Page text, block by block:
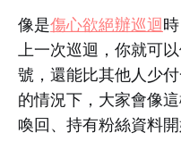
像是傷心欲絕辦巡迴
上一次巡迴，你就可
號，還能比其他人少
的情況下，大家會像
喚回、持有粉絲資料開